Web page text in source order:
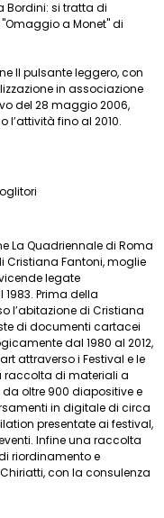
Bordini: si tratta di
a Monet" di
Il pulsante leggero, con
in associazione
del 28 maggio 2006,
fino al 2010.
La Quadriennale di Roma
Cristiana Fantoni, moglie
legate
Prima della
l’abitazione di Cristiana
di documenti cartacei
dal 1980 al 2012,
attraverso i Festival e le
raccolta di materiali a
oltre 900 diapositive e
in digitale di circa
presentate ai festival,
Infine una raccolta
riordinamento e
con la consulenza